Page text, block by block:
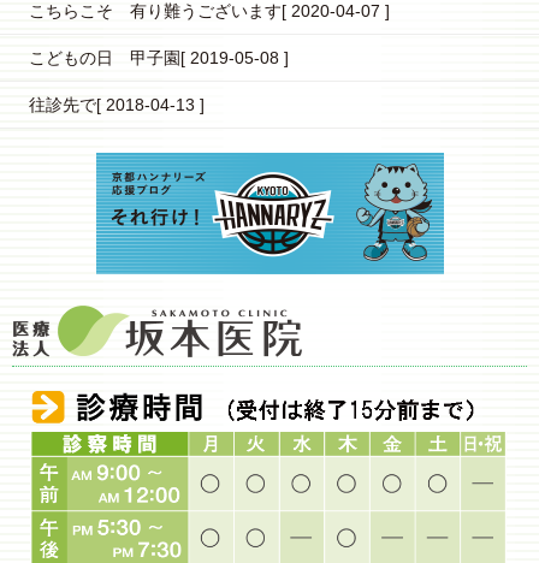
こちらこそ 有り難うございます[ 2020-04-07 ]
こどもの日 甲子園[ 2019-05-08 ]
往診先で[ 2018-04-13 ]